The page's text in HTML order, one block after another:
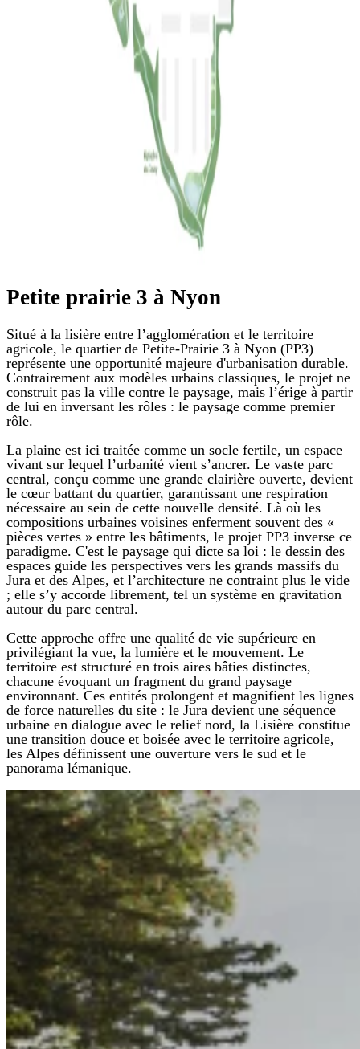
Petite prairie 3 à Nyon
Situé à la lisière entre l’agglomération et le territoire
agricole, le quartier de Petite-Prairie 3 à Nyon (PP3)
représente une opportunité majeure d'urbanisation durable.
Contrairement aux modèles urbains classiques, le projet ne
construit pas la ville contre le paysage, mais l’érige à partir
de lui en inversant les rôles : le paysage comme premier
rôle.
La plaine est ici traitée comme un socle fertile, un espace
vivant sur lequel l’urbanité vient s’ancrer. Le vaste parc
central, conçu comme une grande clairière ouverte, devient
le cœur battant du quartier, garantissant une respiration
nécessaire au sein de cette nouvelle densité. Là où les
compositions urbaines voisines enferment souvent des «
pièces vertes » entre les bâtiments, le projet PP3 inverse ce
paradigme. C'est le paysage qui dicte sa loi : le dessin des
espaces guide les perspectives vers les grands massifs du
Jura et des Alpes, et l’architecture ne contraint plus le vide
; elle s’y accorde librement, tel un système en gravitation
autour du parc central.
Cette approche offre une qualité de vie supérieure en
privilégiant la vue, la lumière et le mouvement. Le
territoire est structuré en trois aires bâties distinctes,
chacune évoquant un fragment du grand paysage
environnant. Ces entités prolongent et magnifient les lignes
de force naturelles du site : le Jura devient une séquence
urbaine en dialogue avec le relief nord, la Lisière constitue
une transition douce et boisée avec le territoire agricole,
les Alpes définissent une ouverture vers le sud et le
panorama lémanique.